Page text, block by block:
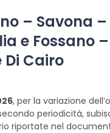
– Savona –
e Fossano –
Di Cairo
, per la variazione
periodicità,
riportate nel